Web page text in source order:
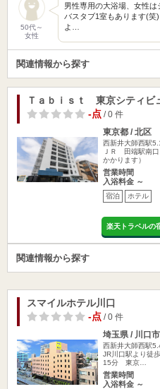
50代～
女性
男性専用の大浴場、女性
バスタブ1室もあります(
よ…
関連情報から探す
Ｔａｂｉｓｔ 東京シティビ
-点/ 0 件
東京都 / 北区
西新井大師西駅
ＪＲ 田端駅南
かかります）
営業時間
入浴料金 ～
宿泊 ホテル
楽天トラベルの
関連情報から探す
スマイルホテル川口
-点/ 0 件
埼玉県 / 川口市
西新井大師西駅
JR川口駅より徒
15分 東京…
営業時間
入浴料金 ～